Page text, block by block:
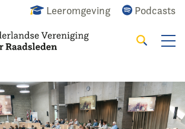
Leeromgeving Podcasts
Agenda Raadslid
Zoeken